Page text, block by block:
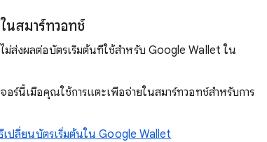
นสมาร์ทวอทช์
ม่ส่งผลต่อบัตรเริ่มต้นที่ใช้สำหรับ Google Wallet ใน
ร์นี้เมื่อคุณใช้การแตะเพื่อจ่ายในสมาร์ทวอทช์สำหรับการ
เปลี่ยนบัตรเริ่มต้นใน Google Wallet